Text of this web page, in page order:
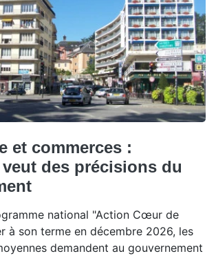
et commerces :
veut des précisions du
national "Action Cœur de
à son terme en décembre 2026, les
demandent au gouvernement